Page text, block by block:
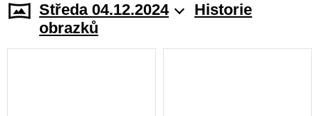
Středa 04.12.2024
Historie
obrazků